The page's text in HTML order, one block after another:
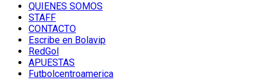
QUIENES SOMOS
STAFF
CONTACTO
Escribe en Bolavip
RedGol
APUESTAS
Futbolcentroamerica